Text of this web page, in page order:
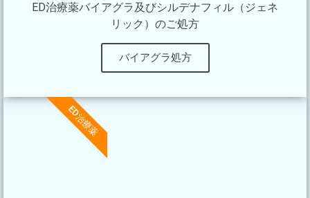
ED治療薬バイアグラ及びシルデナフィル（ジェネ
リック）のご処方
バイアグラ処方
ED治療薬